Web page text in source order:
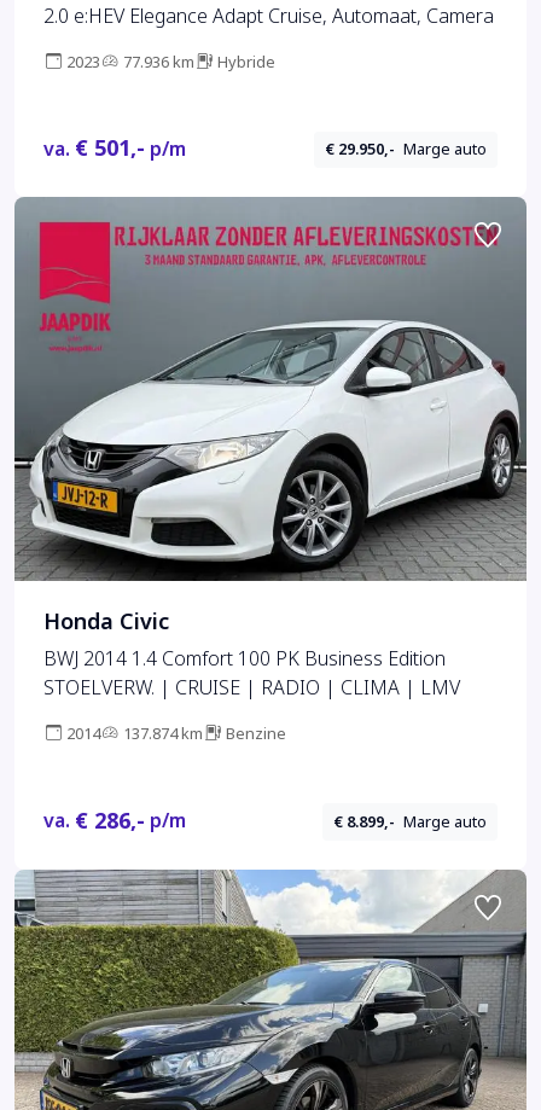
2.0 e:HEV Elegance Adapt Cruise, Automaat, Camera
2023 77.936 km Hybride
va. € 501,- p/m € 29.950,- Marge auto
Honda Civic
BWJ 2014 1.4 Comfort 100 PK Business Edition
STOELVERW. | CRUISE | RADIO | CLIMA | LMV
2014 137.874 km Benzine
va. € 286,- p/m € 8.899,- Marge auto